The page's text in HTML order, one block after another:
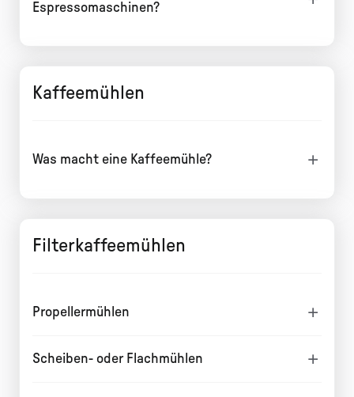
Espressomaschinen?
Kaffeemühlen
Was macht eine Kaffeemühle?
Filterkaffeemühlen
Propellermühlen
Scheiben- oder Flachmühlen